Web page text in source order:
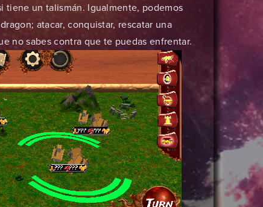
tiene un talismán. Igualmente, podemos
atacar, conquistar, rescatar una
no sabes contra que te puedas enfrentar.